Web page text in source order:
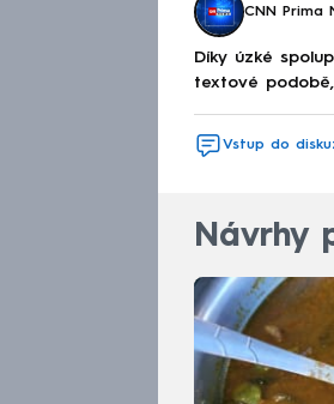
CNN Prima
Díky úzké
textové
Vstup do
Návrhy